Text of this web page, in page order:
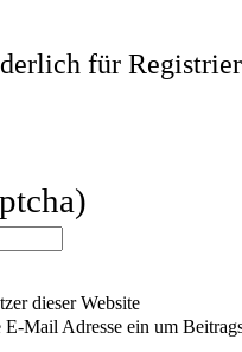
für
dieser Website
Mail Adresse ein um